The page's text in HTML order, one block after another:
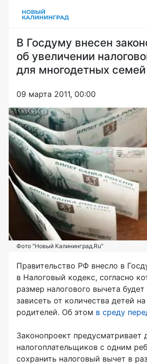
В Госдуму внесен
об увеличении
для многодетных семей
09 марта 2011, 00:00
Фото "Новый Калининград.Ru"
Правительство РФ внесло в
в Налоговый кодекс, согласно
размер налогового вычета
зависеть от количества детей
родителей. Об этом в среду
Законопроект предусматривает
налогоплательщиков с одним
сохранить налоговый вычет в